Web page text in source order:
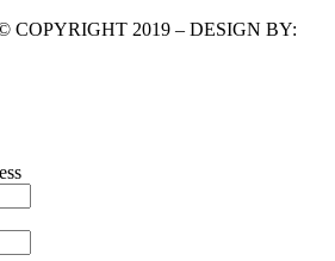
COPYRIGHT 2019 – DESIGN BY: